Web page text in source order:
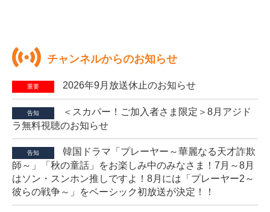
チャンネルからのお知らせ
重要 2026年9月放送休止のお知らせ
告知
＜スカパー！ご加入者さま限定＞8月アジド
ラ無料視聴のお知らせ
告知
韓国ドラマ「プレーヤー～華麗なる天才詐欺
師～」「秋の童話」をお楽しみ中のみなさま！7月～8月
はソン・スンホン推しですよ！8月には「プレーヤー2～
彼らの戦争～」をベーシック初放送が決定！！